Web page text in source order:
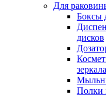
Для
Боксы
дисков
зеркала
Полки